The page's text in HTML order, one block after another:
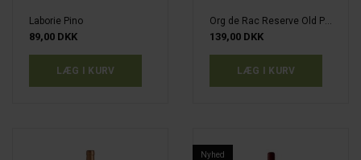
Laborie Pino
89,00 DKK
Org de Rac Reserve Old Pumphouse
139,00 DKK
Nyhed